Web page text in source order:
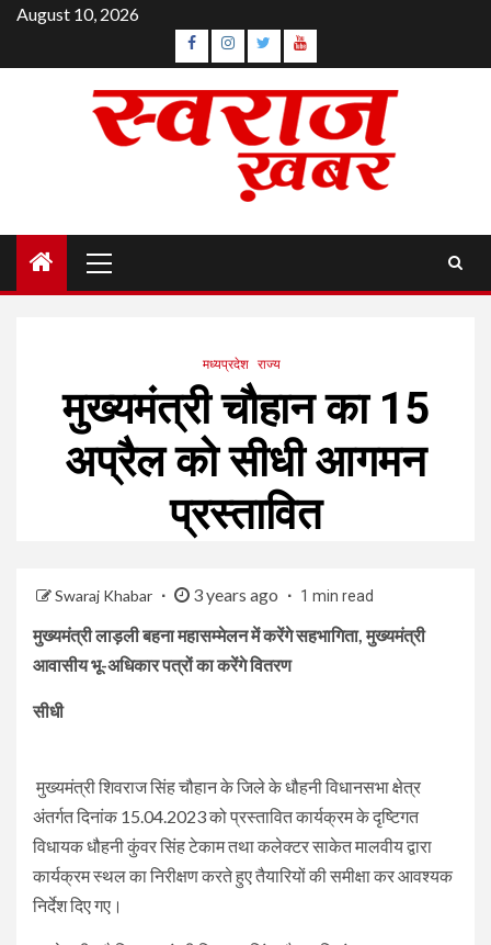
Skip
content
August 10, 2026
Facebook
Instagram
TwitterYouTube
Menu
मध्यप्रदेश राज्य
मुख्यमंत्री चौहान का 15
अप्रैल को सीधी आगमन
प्रस्तावित
Swaraj Khabar 3 years ago 1 min read
मुख्यमंत्री लाड़ली बहना महासम्मेलन में करेंगे सहभागिता, मुख्यमंत्री
आवासीय भू-अधिकार पत्रों का करेंगे वितरण
सीधी
मुख्यमंत्री शिवराज सिंह चौहान के जिले के धौहनी विधानसभा क्षेत्र
अंतर्गत दिनांक 15.04.2023 को प्रस्तावित कार्यक्रम के दृष्टिगत
विधायक धौहनी कुंवर सिंह टेकाम तथा कलेक्टर साकेत मालवीय द्वारा
कार्यक्रम स्थल का निरीक्षण करते हुए तैयारियों की समीक्षा कर आवश्यक
निर्देश दिए गए।